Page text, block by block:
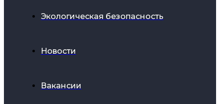
Экологическая безопасность
Новости
Вакансии